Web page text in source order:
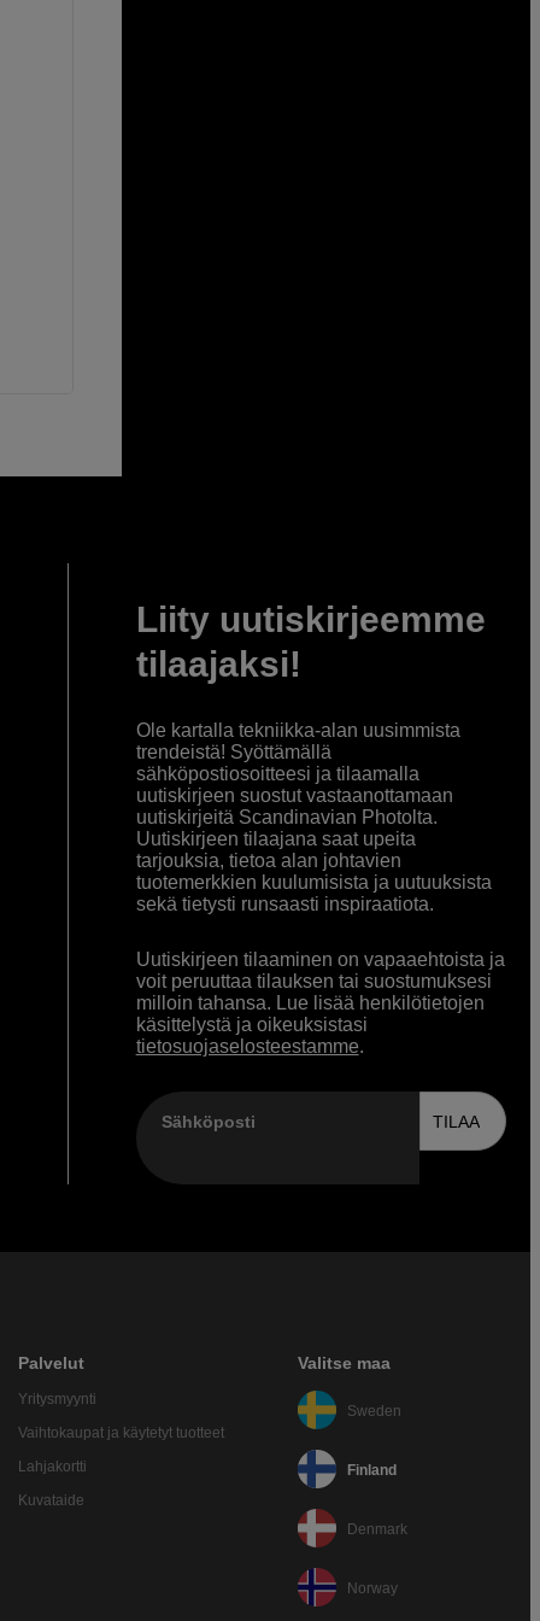
Liity uutiskirjeemme
tilaajaksi!
Ole kartalla tekniikka-alan uusimmista
trendeistä! Syöttämällä
sähköpostiosoitteesi ja tilaamalla
uutiskirjeen suostut vastaanottamaan
uutiskirjeitä Scandinavian Photolta.
Uutiskirjeen tilaajana saat upeita
tarjouksia, tietoa alan johtavien
tuotemerkkien kuulumisista ja uutuuksista
sekä tietysti runsaasti inspiraatiota.
Uutiskirjeen tilaaminen on vapaaehtoista ja
voit peruuttaa tilauksen tai suostumuksesi
milloin tahansa. Lue lisää henkilötietojen
käsittelystä ja oikeuksistasi
tietosuojaselosteestamme.
Sähköposti TILAA
Palvelut
Yritysmyynti
Vaihtokaupat ja käytetyt tuotteet
Lahjakortti
Kuvataide
Valitse maa
Sweden
Finland
Denmark
Norway